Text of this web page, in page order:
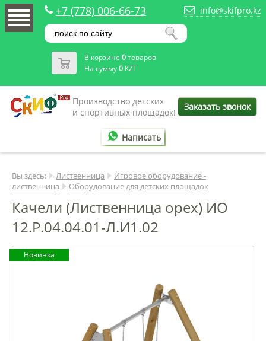
+7 (778) 006-66-73 info@skifpro.kz
В корзине 0товаров
На сумму0 KZT
Производство детских
и спортивных площадок!
Заказать звонок
Написать
Вы здесь: Лиственница
Игровое оборудование -
лиственница
Оборудование для детских площадок
Качели (Лиственница орех) ИО
12.Р.04.04.01-Л.И1.02
Новинка